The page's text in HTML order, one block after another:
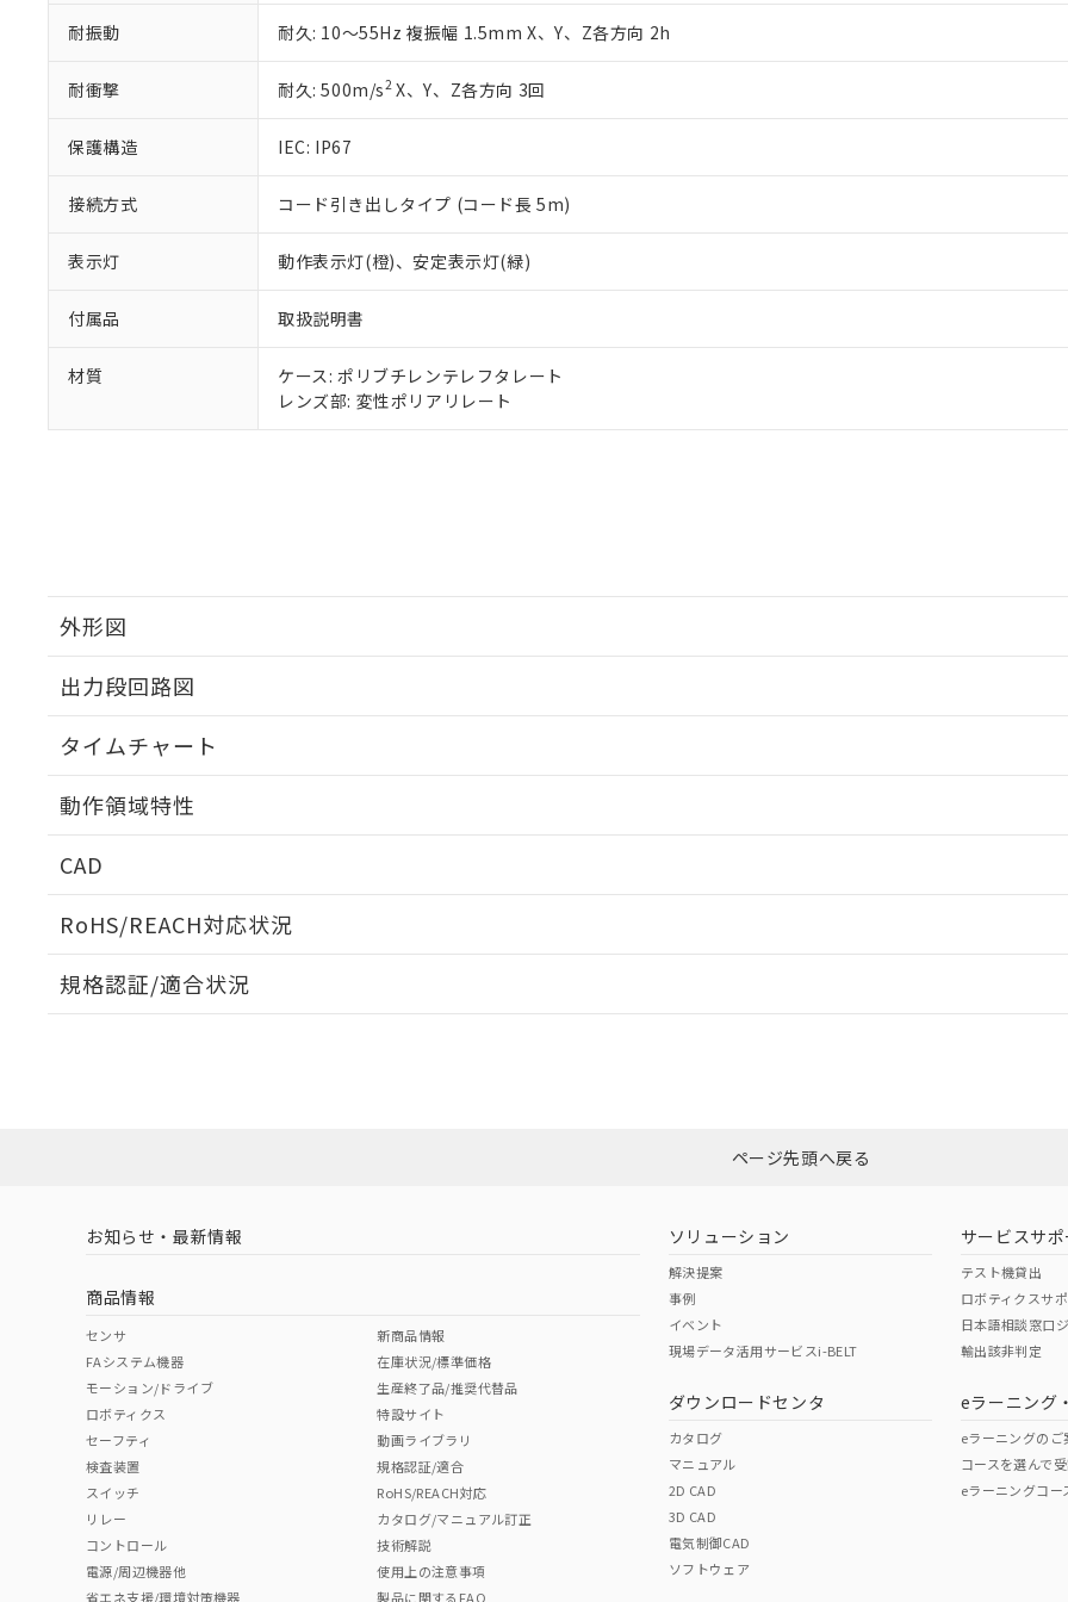
耐振動 耐久: 10～55Hz 複振幅 1.5mm X、Y、Z各方向 2h
耐衝撃 耐久: 500m/s2X、Y、Z各方向 3回
保護構造 IEC: IP67
接続方式 コード引き出しタイプ (コード長 5m)
表示灯 動作表示灯(橙)、安定表示灯(緑)
付属品 取扱説明書
材質
ケース: ポリブチレンテレフタレート
レンズ部: 変性ポリアリレート
外形図
出力段回路図
タイムチャート
動作領域特性
CAD
RoHS/REACH対応状況
EU RoHS 注意事項・凡例
ダウンロードはこちら
中国 RoHS 注意事項・凡例
中国 RoHS表
Pb Hg Cr(VI)
"対応済み"や非含有の記載がされた商品であっても、流通在庫等で未対応品が混在する可能性があります。
非含有品が必要な際は、弊社営業部門もしくは販売店へお問い合わせください。
規格認証/適合状況
（イギリス
（ノルウェー
（日本
（アメリカ
この製品の規格認証/適合
その他の認証はこちらのページからご
り割愛しております。
ページ先頭へ戻る
お知らせ・最新情報
商品情報
センサ
FAシステム機器
モーション/ドライブ
ロボティクス
セーフティ
検査装置
スイッチ
リレー
コントロール
電源/周辺機器他
省エネ支援/環境対策機器
新商品情報
在庫状況/標準価格
生産終了品/推奨代替品
特設サイト
動画ライブラリ
規格認証/適合
RoHS/REACH対応
カタログ/マニュアル訂正
技術解説
使用上の注意事項
製品に関するFAQ
ソリューション
解決提案
事例
イベント
現場データ活用サービスi-BELT
ダウンロードセンタ
カタログ
マニュアル
2D CAD
3D CAD
電気制御CAD
ソフトウェア
サービスサポ
テスト機貸出
ロボティクスサ
日本語相談窓口
輸出該非判定
eラーニング
eラーニングのご
コースを選んで
eラーニングコー